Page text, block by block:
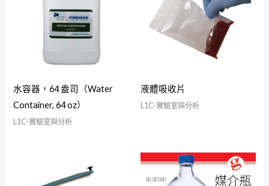
水容器，64 盎司（Water
Container, 64 oz）
L1C-實驗室與分析
液體吸收片
L1C-實驗室與分析